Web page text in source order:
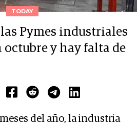
TODAY
Pymes industriales
octubre y hay falta de
del año, la industria